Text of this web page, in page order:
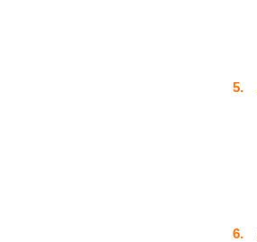
5.
6.